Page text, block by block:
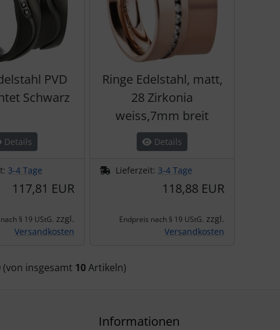
PVD
Schwarz
Details
3-4 Tage
117,81 EUR
§ 19 UStG. zzgl.
Versandkosten
Ringe Edelstahl, matt,
28 Zirkonia
weiss,7mm breit
Details
Lieferzeit: 3-4 Tage
118,88 EUR
Endpreis nach § 19 UStG. zzgl.
Versandkosten
(von insgesamt 10Artikeln)
Informationen